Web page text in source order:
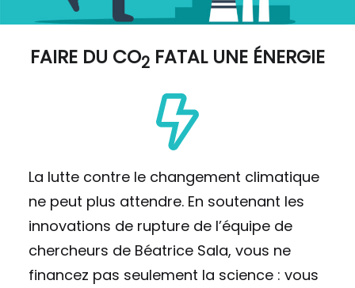
FAIRE DU CO2 FATAL UNE ÉNERGIE
La lutte contre le changement climatique
ne peut plus attendre. En soutenant les
innovations de rupture de l’équipe de
chercheurs de Béatrice Sala, vous ne
financez pas seulement la science : vous